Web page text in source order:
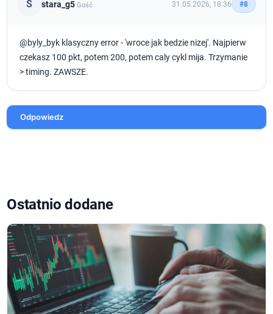
S stara_g5 Gość 31.05.2026, 18:36 #8
@byly_byk klasyczny error - 'wroce jak bedzie nizej'. Najpierw
czekasz 100 pkt, potem 200, potem caly cykl mija. Trzymanie
> timing. ZAWSZE.
Odpowiedz
Ostatnio dodane